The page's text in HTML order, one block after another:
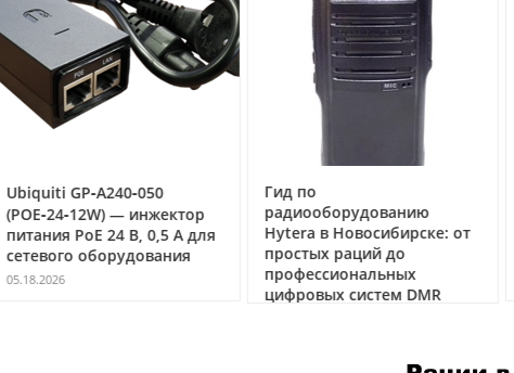
Ubiquiti GP‑A240‑050
(POE‑24‑12W) — инжектор
питания PoE 24 В, 0,5 А для
сетевого оборудования
05.18.2026
Гид по
радиооборудованию
Hytera в Новосибирске: от
простых раций до
профессиональных
цифровых систем DMR